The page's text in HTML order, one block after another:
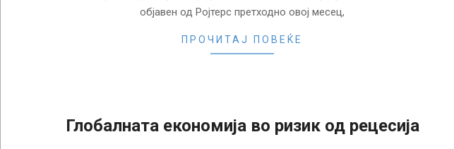
објавен од Ројтерс претходно овој месец,
ПРОЧИТАЈ ПОВЕЌЕ
Глобалната економија во ризик од рецесија